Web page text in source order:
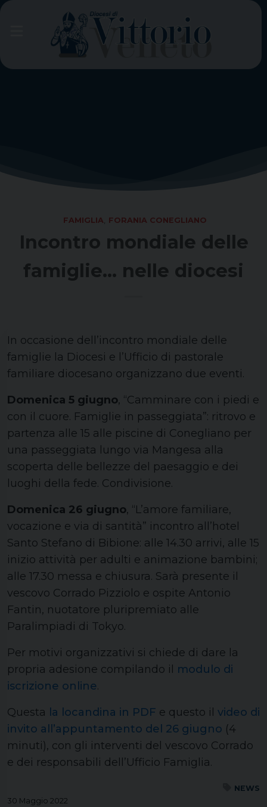
Skip
FAMIGLIA FORANIA CONEGLIANO
Incontro mondiale delle
famiglie… nelle diocesi
In occasione dell’incontro mondiale delle
famiglie la Diocesi e l’Ufficio di pastorale
familiare diocesano organizzano due eventi.
Domenica 5 giugno, “Camminare con i piedi e
con il cuore. Famiglie in passeggiata”: ritrovo e
partenza alle 15 alle piscine di Conegliano per
una passeggiata lungo via Mangesa alla
scoperta delle bellezze del paesaggio e dei
luoghi della fede. Condivisione.
Domenica 26 giugno, “L’amore familiare,
vocazione e via di santità” incontro all’hotel
Santo Stefano di Bibione: alle 14.30 arrivi, alle 15
inizio attività per adulti e animazione bambini;
alle 17.30 messa e chiusura. Sarà presente il
vescovo Corrado Pizziolo e ospite Antonio
Fantin, nuotatore pluripremiato alle
Paralimpiadi di Tokyo.
Per motivi organizzativi si chiede di dare la
propria adesione compilando il modulo di
iscrizione online.
Questa la locandina in PDF e questo il video di
invito all’appuntamento del 26 giugno (4
minuti), con gli interventi del vescovo Corrado
e dei responsabili dell’Ufficio Famiglia.
NEWS
30 Maggio 2022